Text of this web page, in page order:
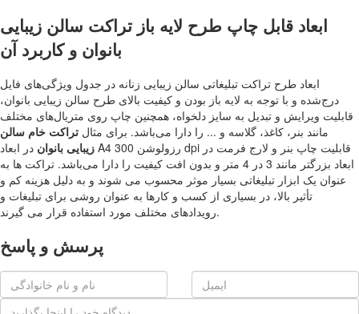
ابعاد قابل چاپ طرح لایه باز تراکت سالن زیبایی
بانوان و کاربرد آن
ابعاد طرح تراکت تبلیغاتی سالن زیبایی زنانه در جدول ویژگی‌های فایل
درج‌شده و با توجه به لایه باز بودن و کیفیت بالای طرح سالن زیبایی بانوان،
قابلیت ویرایش و تبدیل به سایز دلخواه، همچنین چاپ روی متریال‌های مختلف
مانند بنر، کاغذ، گلاسه و ... را دارا می‌باشد. برای مثال تراکت خام سالن
زیبایی بانوان در ابعاد A4 رزولوشن 300 dpi قابلیت چاپ بنر و لارج فرمت در
ابعاد بزرگتر مانند 3 در 4 متر و بدون افت کیفیت را دارا می‌باشد. تراکت ها به
عنوان یک ابزار تبلیغاتی بسیار موثر محسوب می شوند و به دلیل هزینه کم و
تأثیر بالا، در بسیاری از کسب و کارها به عنوان روشی برای تبلیغات و
رویدادهای مختلف مورد استفاده قرار می گیرند.
پرسش و پاسخ